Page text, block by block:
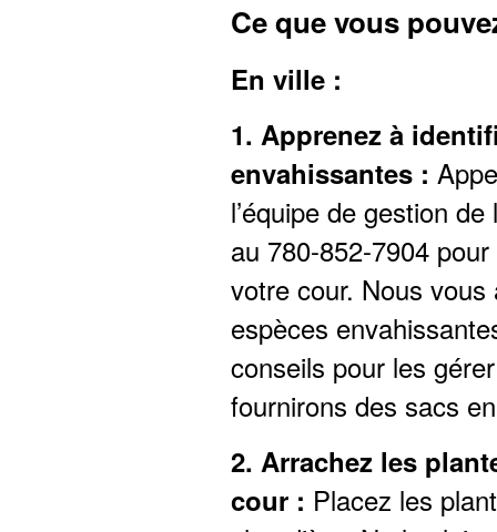
Ce que vous
En ville :
1. Apprenez à
envahissantes :
l’équipe de gestion
au 780-852-7904
votre cour. Nous
espèces
conseils pour les
fournirons des sacs
2. Arrachez les
cour : Placez les